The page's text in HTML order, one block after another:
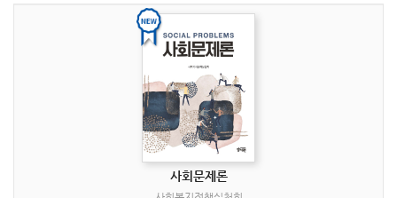
사회문제론